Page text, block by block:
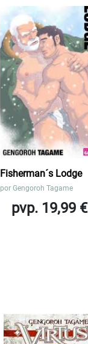
Fisherman´s Lodge
por Gengoroh Tagame
pvp. 19,99 €